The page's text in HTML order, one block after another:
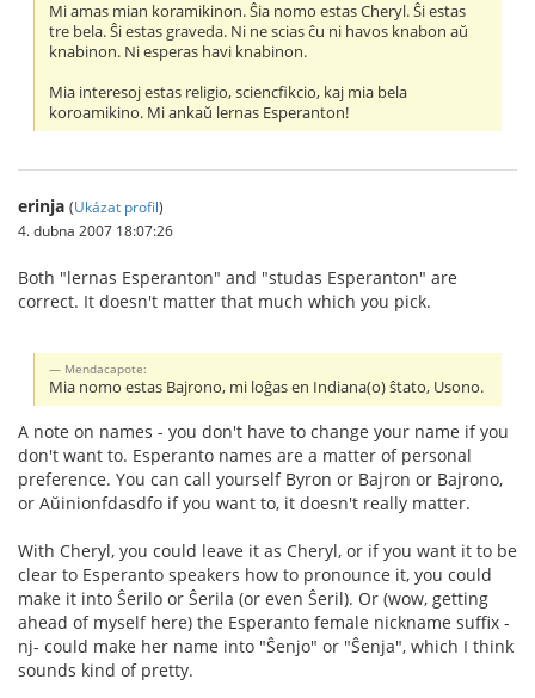
Mi amas mian koramikinon. Ŝia nomo estas Cheryl. Ŝi estas
tre bela. Ŝi estas graveda. Ni ne scias ĉu ni havos knabon aŭ
knabinon. Ni esperas havi knabinon.
Mia interesoj estas religio, sciencfikcio, kaj mia bela
koroamikino. Mi ankaŭ lernas Esperanton!
erinja (Ukázat profil)
4. dubna 2007 18:07:26
Both "lernas Esperanton" and "studas Esperanton" are
correct. It doesn't matter that much which you pick.
Mendacapote:
Mia nomo estas Bajrono, mi loĝas en Indiana(o) ŝtato, Usono.
A note on names - you don't have to change your name if you
don't want to. Esperanto names are a matter of personal
preference. You can call yourself Byron or Bajron or Bajrono,
or Aŭinionfdasdfo if you want to, it doesn't really matter.
With Cheryl, you could leave it as Cheryl, or if you want it to be
clear to Esperanto speakers how to pronounce it, you could
make it into Ŝerilo or Ŝerila (or even Ŝeril). Or (wow, getting
ahead of myself here) the Esperanto female nickname suffix -
nj- could make her name into "Ŝenjo" or "Ŝenja", which I think
sounds kind of pretty.